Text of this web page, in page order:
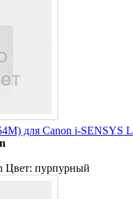
для Canon i-SENSYS
Цвет: пурпурный